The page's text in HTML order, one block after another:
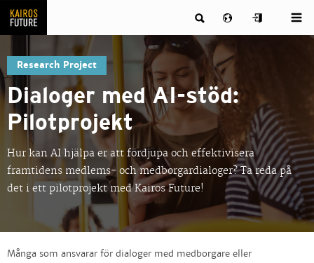
Research Project
Dialoger med AI-stöd:
Pilotprojekt
Hur kan AI hjälpa er att fördjupa och effektivisera
framtidens medlems- och medborgardialoger? Ta reda på
det i ett pilotprojekt med Kairos Future!
Många som ansvarar för dialoger med medborgare eller